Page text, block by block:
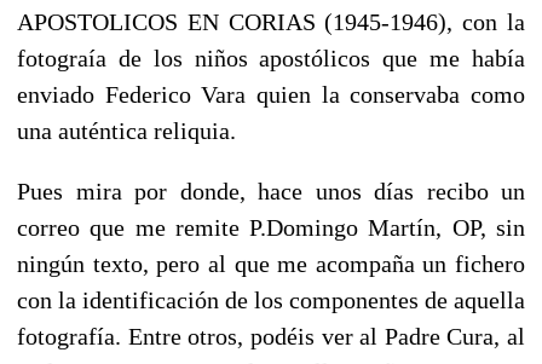
APOSTOLICOS EN CORIAS (1945-1946), con la
fotograía de los niños apostólicos que me había
enviado Federico Vara quien la conservaba como
una auténtica reliquia.
Pues mira por donde, hace unos días recibo un
correo que me remite P.Domingo Martín, OP, sin
ningún texto, pero al que me acompaña un fichero
con la identificación de los componentes de aquella
fotografía. Entre otros, podéis ver al Padre Cura, al